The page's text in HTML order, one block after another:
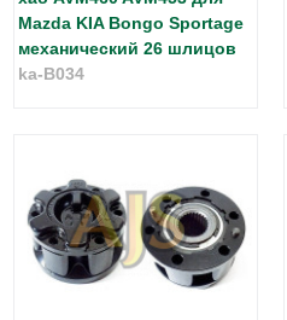
Mazda KIA Bongo Sportage
механический 26 шлицов
ka-B034